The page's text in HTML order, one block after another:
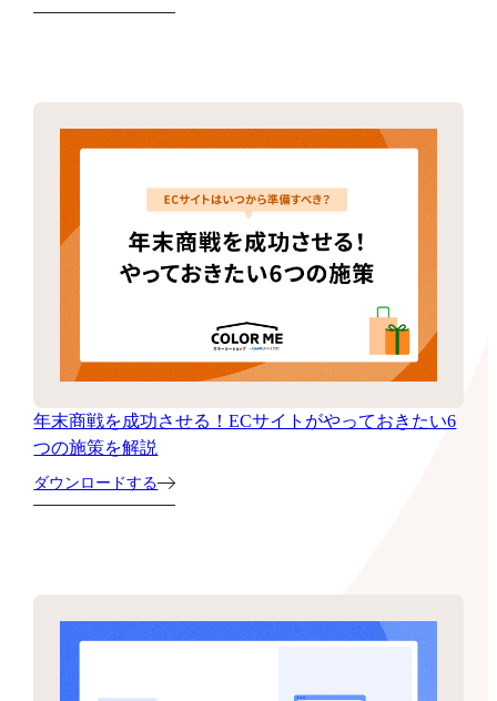
年末商戦を成功させる！ECサイトがやっておきたい6
つの施策を解説
ダウンロードする